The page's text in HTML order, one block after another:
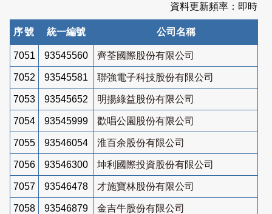
資料更新頻率：即時
序號 統一編號 公司名稱
7051 93545560 齊荃國際股份有限公司
7052 93545581 聯強電子科技股份有限公司
7053 93545652 明揚綠益股份有限公司
7054 93545999 歡唱公園股份有限公司
7055 93546054 淮百余股份有限公司
7056 93546300 坤利國際投資股份有限公司
7057 93546478 才施寶林股份有限公司
7058 93546879 金吉牛股份有限公司